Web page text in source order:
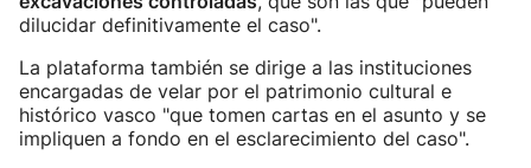
dilucidar definitivamente el caso".
La plataforma también se dirige a las instituciones
encargadas de velar por el patrimonio cultural e
histórico vasco "que tomen cartas en el asunto y se
impliquen a fondo en el esclarecimiento del caso".